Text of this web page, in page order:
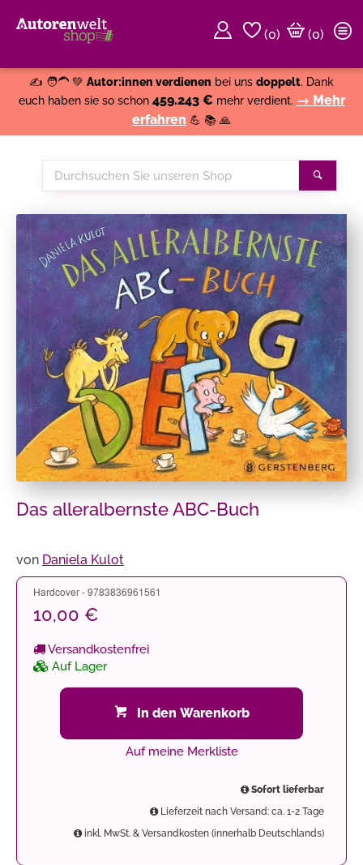
(0)
(0)
✍️ 🧑‍🦱 💚 Autor:innen verdienen bei uns doppelt. Dank
euch haben sie so schon 459.243 € mehr verdient. → Mehr
erfahren 💪 📚 🙏
Durchsuchen
Sie
Shop
Das alleralbernste ABC-Buch
von Daniela Kulot
Hardcover - 9783836961561
10,00 €
Versandkostenfrei
Auf Lager
In den Warenkorb
Auf meine Merkliste
Sofort lieferbar
Lieferzeit nach Versand: ca. 1-2 Tage
inkl. MwSt. & Versandkosten (innerhalb Deutschlands)